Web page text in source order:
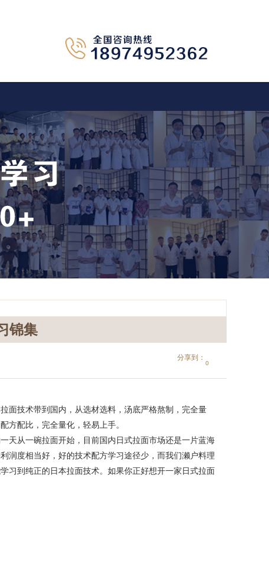
锦集
0
分享到：
技术带到国内，从选材选料，汤底严格熬制，完全量
方配比，完全量化，轻易上手。
从一碗拉面开始，目前国内日式拉面市场还是一片蓝海
润度相当好，好的技术配方学习途径少，而我们濑户料理
习到纯正的日本拉面技术。如果你正好想开一家日式拉面